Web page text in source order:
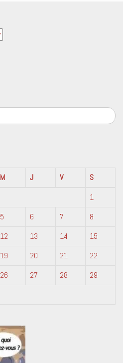
M J V
S
1
5 6 7
8
12 13 14
15
19 20 21
22
26 27 28
29